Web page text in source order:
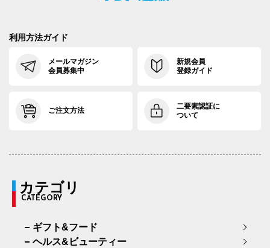
利用方法ガイド
メールマガジン
会員募集中
新規会員
登録ガイド
ご注文方法
二要素認証に
ついて
カテゴリ
CATEGORY
ギフト&フード
ヘルス&ビューティー